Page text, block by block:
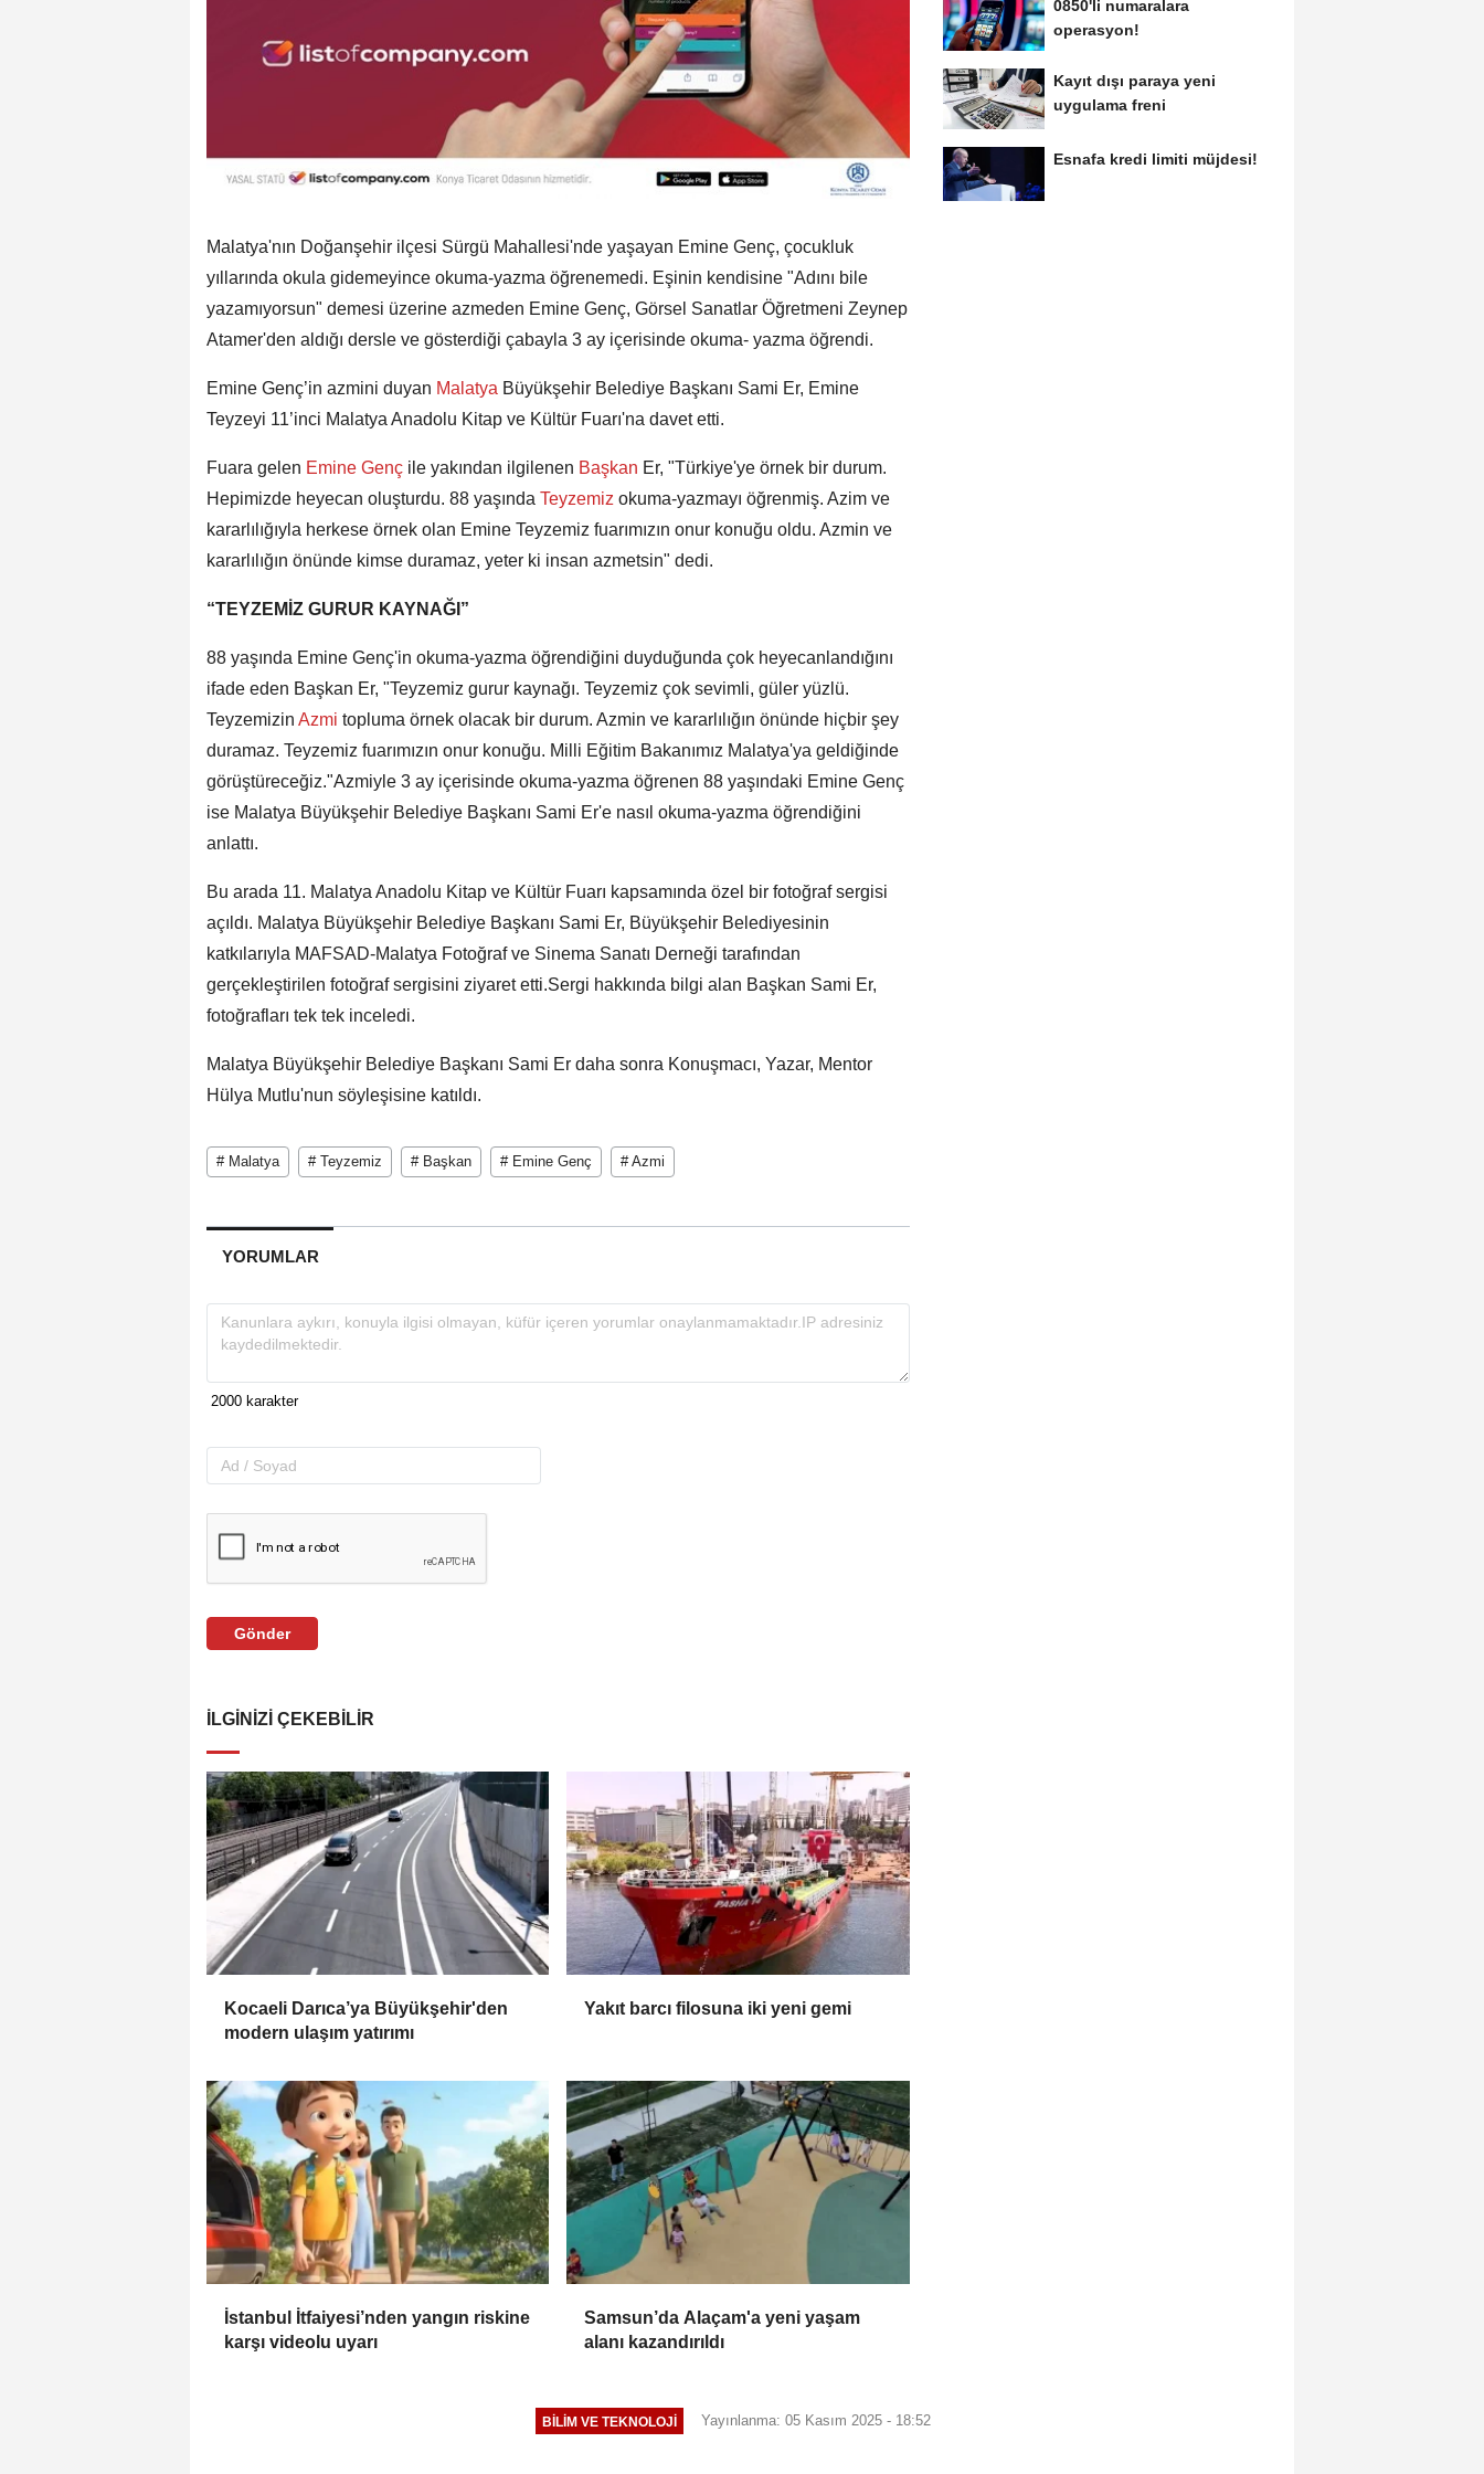
Malatya'nın Doğanşehir ilçesi Sürgü Mahallesi'nde yaşayan Emine Genç, çocukluk
yıllarında okula gidemeyince okuma-yazma öğrenemedi. Eşinin kendisine "Adını bile
yazamıyorsun" demesi üzerine azmeden Emine Genç, Görsel Sanatlar Öğretmeni Zeynep
Atamer'den aldığı dersle ve gösterdiği çabayla 3 ay içerisinde okuma- yazma öğrendi.
Emine Genç’in azmini duyan Malatya Büyükşehir Belediye Başkanı Sami Er, Emine
Teyzeyi 11’inci Malatya Anadolu Kitap ve Kültür Fuarı'na davet etti.
Fuara gelen Emine Genç ile yakından ilgilenen Başkan Er, "Türkiye'ye örnek bir durum.
Hepimizde heyecan oluşturdu. 88 yaşında Teyzemiz okuma-yazmayı öğrenmiş. Azim ve
kararlılığıyla herkese örnek olan Emine Teyzemiz fuarımızın onur konuğu oldu. Azmin ve
kararlılığın önünde kimse duramaz, yeter ki insan azmetsin" dedi.
“TEYZEMİZ GURUR KAYNAĞI”
88 yaşında Emine Genç'in okuma-yazma öğrendiğini duyduğunda çok heyecanlandığını
ifade eden Başkan Er, "Teyzemiz gurur kaynağı. Teyzemiz çok sevimli, güler yüzlü.
Teyzemizin Azmi topluma örnek olacak bir durum. Azmin ve kararlılığın önünde hiçbir şey
duramaz. Teyzemiz fuarımızın onur konuğu. Milli Eğitim Bakanımız Malatya'ya geldiğinde
görüştüreceğiz."Azmiyle 3 ay içerisinde okuma-yazma öğrenen 88 yaşındaki Emine Genç
ise Malatya Büyükşehir Belediye Başkanı Sami Er'e nasıl okuma-yazma öğrendiğini
anlattı.
Bu arada 11. Malatya Anadolu Kitap ve Kültür Fuarı kapsamında özel bir fotoğraf sergisi
açıldı. Malatya Büyükşehir Belediye Başkanı Sami Er, Büyükşehir Belediyesinin
katkılarıyla MAFSAD-Malatya Fotoğraf ve Sinema Sanatı Derneği tarafından
gerçekleştirilen fotoğraf sergisini ziyaret etti.Sergi hakkında bilgi alan Başkan Sami Er,
fotoğrafları tek tek inceledi.
Malatya Büyükşehir Belediye Başkanı Sami Er daha sonra Konuşmacı, Yazar, Mentor
Hülya Mutlu'nun söyleşisine katıldı.
# Malatya # Teyzemiz # Başkan # Emine Genç # Azmi
YORUMLAR
Gönder
İLGINIZI ÇEKEBILIR
Kocaeli Darıca’ya Büyükşehir'den
modern ulaşım yatırımı
Yakıt barcı filosuna iki yeni gemi
İstanbul İtfaiyesi’nden yangın riskine
karşı videolu uyarı
Samsun’da Alaçam'a yeni yaşam
alanı kazandırıldı
0850'li numaralara
operasyon!
Kayıt dışı paraya yeni
uygulama freni
Esnafa kredi limiti müjdesi!
BILIM VE TEKNOLOJI Yayınlanma: 05 Kasım 2025 - 18:52